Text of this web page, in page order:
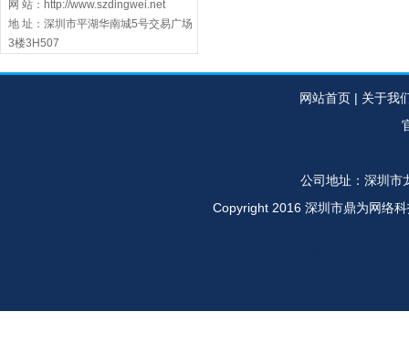
网 站：http://www.szdingwei.net
地 址：深圳市平湖华南城5号交易广场
3楼3H507
网站首页 | 关于我
公司地址：深圳市
Copyright 2016 深圳市鼎为网络